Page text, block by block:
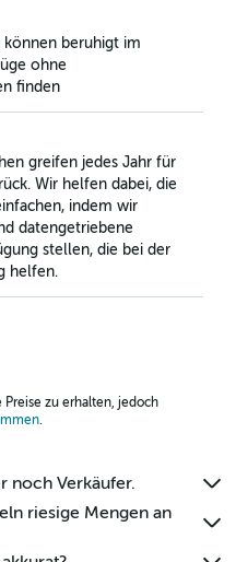
können beruhigt im
ohne
finden
greifen jedes Jahr für
Wir helfen dabei, die
indem wir
datengetriebene
stellen, die bei der
helfen.
zu erhalten, jedoch
.
noch Verkäufer.
riesige Mengen an